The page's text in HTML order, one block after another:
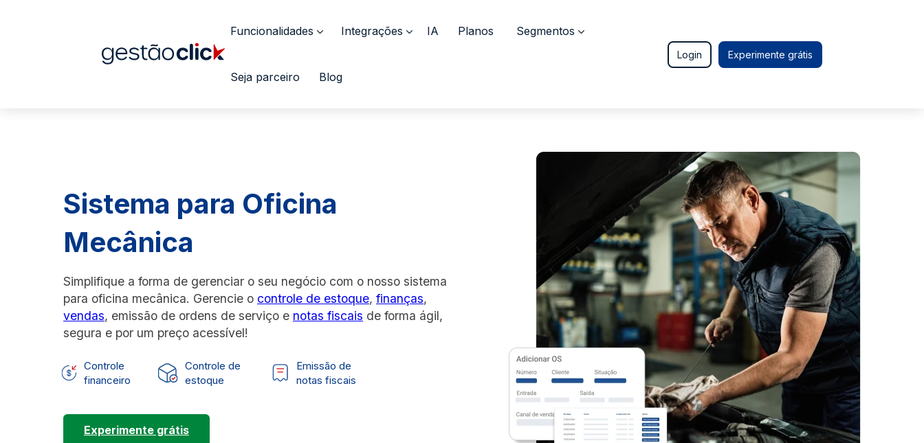
Funcionalidades Integrações IA Planos Segmentos
Seja parceiro Blog
Login Experimente grátis
Sistema para Oficina
Mecânica
Simplifique a forma de gerenciar o seu negócio com o nosso sistema
para oficina mecânica. Gerencie o controle de estoque, finanças,
vendas, emissão de ordens de serviço e notas fiscais de forma ágil,
segura e por um preço acessível!
Controle
financeiro
Controle de
estoque
Emissão de
notas fiscais
Experimente grátis